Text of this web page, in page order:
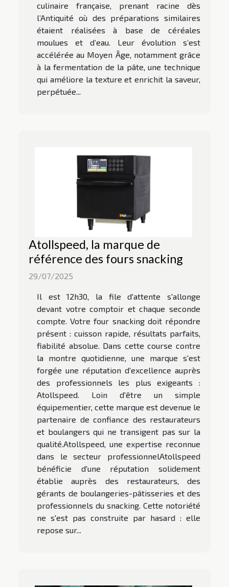
culinaire française, prenant racine dès
l’Antiquité où des préparations similaires
étaient réalisées à base de céréales
moulues et d’eau. Leur évolution s’est
accélérée au Moyen Âge, notamment grâce
à la fermentation de la pâte, une technique
qui améliore la texture et enrichit la saveur,
perpétuée...
Atollspeed, la marque de
référence des fours snacking
29/07/2025
Il est 12h30, la file d'attente s'allonge
devant votre comptoir et chaque seconde
compte. Votre four snacking doit répondre
présent : cuisson rapide, résultats parfaits,
fiabilité absolue. Dans cette course contre
la montre quotidienne, une marque s'est
forgée une réputation d'excellence auprès
des professionnels les plus exigeants :
Atollspeed. Loin d'être un simple
équipementier, cette marque est devenue le
partenaire de confiance des restaurateurs
et boulangers qui ne transigent pas sur la
qualité.Atollspeed, une expertise reconnue
dans le secteur professionnelAtollspeed
bénéficie d'une réputation solidement
établie auprès des restaurateurs, des
gérants de boulangeries-pâtisseries et des
professionnels du snacking. Cette notoriété
ne s'est pas construite par hasard : elle
repose sur...